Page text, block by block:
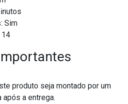
Sim
14
produto seja montado por um
após a entrega.